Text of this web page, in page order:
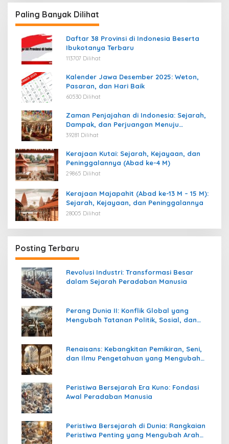
Paling Banyak Dilihat
Daftar 38 Provinsi di Indonesia Beserta
Ibukotanya Terbaru
113707 Dilihat
Kalender Jawa Desember 2025: Weton,
Pasaran, dan Hari Baik
60530 Dilihat
Zaman Penjajahan di Indonesia: Sejarah,
Dampak, dan Perjuangan Menuju
Kemerdekaan
39281 Dilihat
Kerajaan Kutai: Sejarah, Kejayaan, dan
Peninggalannya (Abad ke-4 M)
29865 Dilihat
Kerajaan Majapahit (Abad ke-13 M – 15 M):
Sejarah, Kejayaan, dan Peninggalannya
28005 Dilihat
Posting Terbaru
Revolusi Industri: Transformasi Besar
dalam Sejarah Peradaban Manusia
Perang Dunia II: Konflik Global yang
Mengubah Tatanan Politik, Sosial, dan
Renaisans: Kebangkitan Pemikiran, Seni,
dan Ilmu Pengetahuan yang Mengubah
Peristiwa Bersejarah Era Kuno: Fondasi
Awal Peradaban Manusia
Peristiwa Bersejarah di Dunia: Rangkaian
Peristiwa Penting yang Mengubah Arah